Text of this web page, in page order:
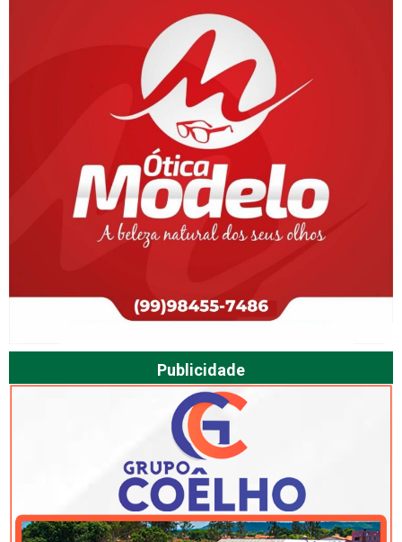
Publicidade